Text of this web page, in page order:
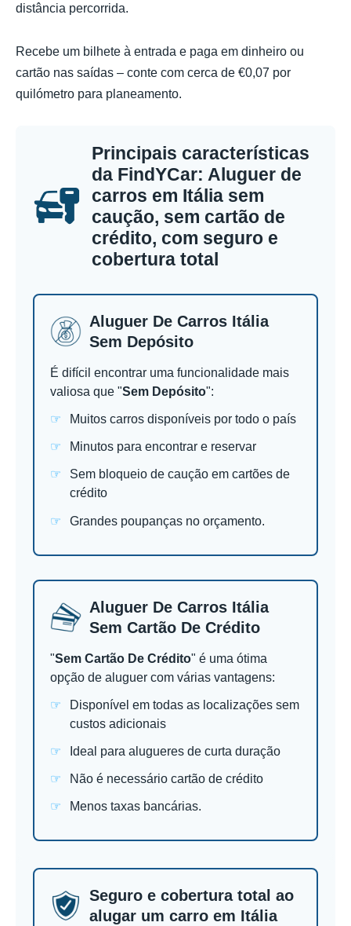
distância percorrida.
Recebe um bilhete à entrada e paga em dinheiro ou
cartão nas saídas – conte com cerca de €0,07 por
quilómetro para planeamento.
Principais características
da FindYCar: Aluguer de
carros em Itália sem
caução, sem cartão de
crédito, com seguro e
cobertura total
Aluguer De Carros Itália
Sem Depósito
É difícil encontrar uma funcionalidade mais
valiosa que "Sem Depósito":
Muitos carros disponíveis por todo o país
Minutos para encontrar e reservar
Sem bloqueio de caução em cartões de
crédito
Grandes poupanças no orçamento.
Aluguer De Carros Itália
Sem Cartão De Crédito
"Sem Cartão De Crédito" é uma ótima
opção de aluguer com várias vantagens:
Disponível em todas as localizações sem
custos adicionais
Ideal para alugueres de curta duração
Não é necessário cartão de crédito
Menos taxas bancárias.
Seguro e cobertura total ao
alugar um carro em Itália